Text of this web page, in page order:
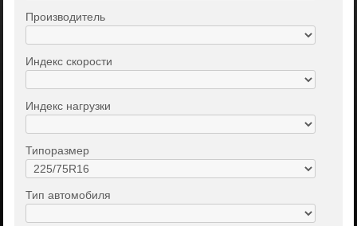
Производитель
Индекс скорости
Индекс нагрузки
Типоразмер
Тип автомобиля